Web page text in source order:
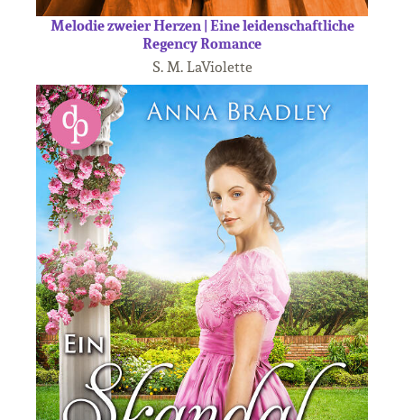
Melodie zweier Herzen | Eine leidenschaftliche
Regency Romance
S. M. LaViolette